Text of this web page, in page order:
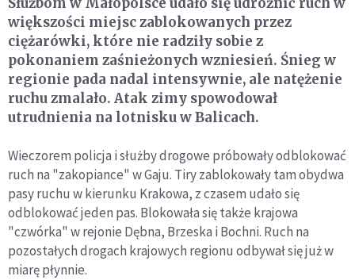
większości miejsc zablokowanych przez
ciężarówki, które nie radziły sobie z
pokonaniem zaśnieżonych wzniesień. Śnieg w
regionie pada nadal intensywnie, ale natężenie
ruchu zmalało. Atak zimy spowodował
utrudnienia na lotnisku w Balicach.
Wieczorem policja i służby drogowe próbowały odblokować
ruch na "zakopiance" w Gaju. Tiry zablokowały tam obydwa
pasy ruchu w kierunku Krakowa, z czasem udało się
odblokować jeden pas. Blokowała się także krajowa
"czwórka" w rejonie Dębna, Brzeska i Bochni. Ruch na
pozostałych drogach krajowych regionu odbywał się już w
miarę płynnie.